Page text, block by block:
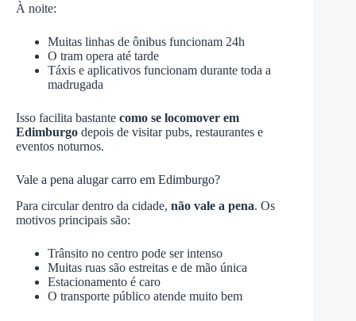
À noite:
Muitas linhas de ônibus funcionam 24h
O tram opera até tarde
Táxis e aplicativos funcionam durante toda a
madrugada
Isso facilita bastante como se locomover em
Edimburgo depois de visitar pubs, restaurantes e
eventos noturnos.
Vale a pena alugar carro em Edimburgo?
Para circular dentro da cidade, não vale a pena. Os
motivos principais são:
Trânsito no centro pode ser intenso
Muitas ruas são estreitas e de mão única
Estacionamento é caro
O transporte público atende muito bem